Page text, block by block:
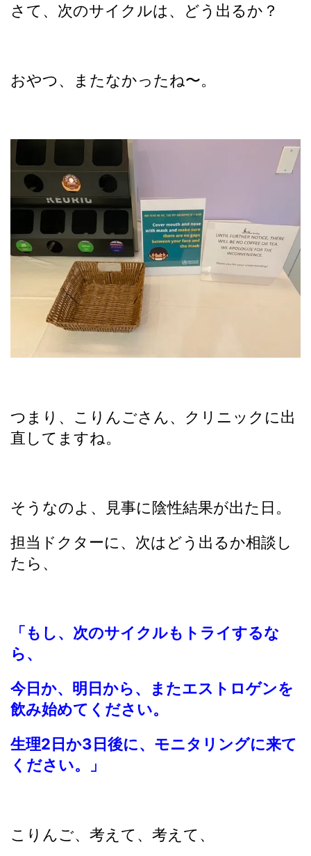
さて、次のサイクルは、どう出るか？
おやつ、またなかったね〜。
つまり、こりんごさん、クリニックに出
直してますね。
そうなのよ、見事に陰性結果が出た日。
担当ドクターに、次はどう出るか相談し
たら、
「もし、次のサイクルもトライするな
ら、
今日か、明日から、またエストロゲンを
飲み始めてください。
生理2日か3日後に、モニタリングに来て
ください。」
こりんご、考えて、考えて、